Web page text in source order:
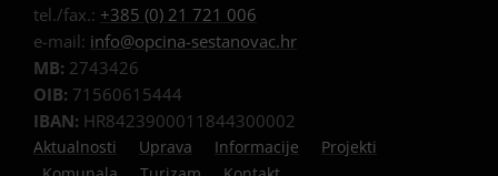
tel./fax.: +385 (0) 21 721 006
e-mail: info@opcina-sestanovac.hr
MB: 2743426
OIB: 71560615444
IBAN: HR8423900011844300002
Aktualnosti Uprava Informacije
Projekti